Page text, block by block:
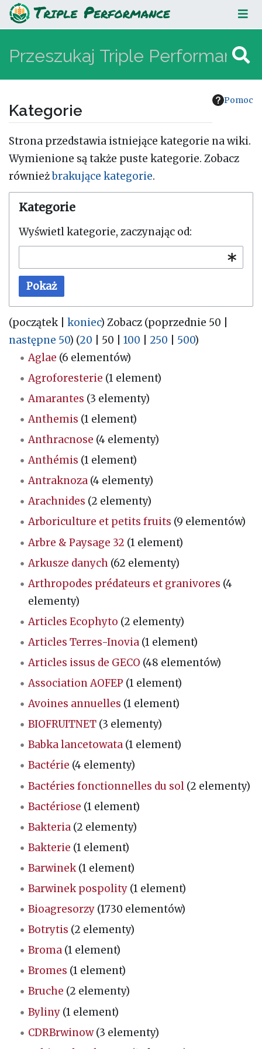
Pomoc
Kategorie
Skocz do:nawigacja ,szukaj
Strona przedstawia istniejące kategorie na wiki.
Wymienione są także puste kategorie. Zobacz
równieżbrakujące kategorie.
Kategorie
Wyświetl kategorie, zaczynając od:
Pokaż
(początek| koniec) Zobacz (poprzednie 50
następne 50) (20 50 100 250 500)
Aglae (6 elementów)
Agroforesterie (1 element)
Amarantes (3 elementy)
Anthemis (1 element)
Anthracnose (4 elementy)
Anthémis (1 element)
Antraknoza (4 elementy)
Arachnides (2 elementy)
Arboriculture et petits fruits (9 elementów)
Arbre & Paysage 32 (1 element)
Arkusze danych (62 elementy)
Arthropodes prédateurs et granivores (4
elementy)
Articles Ecophyto (2 elementy)
Articles Terres-Inovia (1 element)
Articles issus de GECO (48 elementów)
Association AOFEP (1 element)
Avoines annuelles (1 element)
BIOFRUITNET (3 elementy)
Babka lancetowata (1 element)
Bactérie (4 elementy)
Bactéries fonctionnelles du sol (2 elementy)
Bactériose (1 element)
Bakteria (2 elementy)
Bakterie (1 element)
Barwinek(1 element)
Barwinek pospolity (1 element)
Bioagresorzy (1730 elementów)
Botrytis (2 elementy)
Broma (1 element)
Bromes (1 element)
Bruche (2 elementy)
Byliny (1 element)
CDRBrwinow(3 elementy)